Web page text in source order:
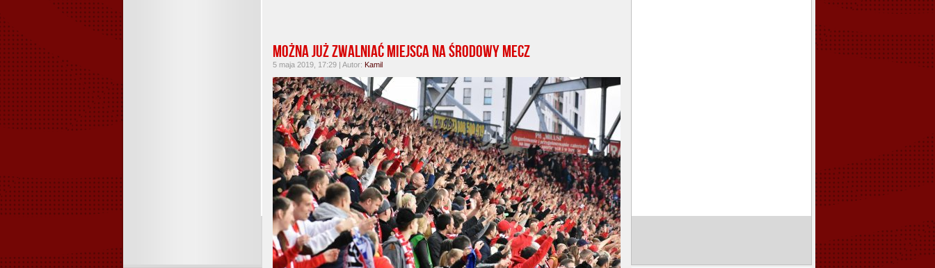
Można już zwalniać miejsca na środowy mecz
5 maja 2019, 17:29 | Autor: Kamil